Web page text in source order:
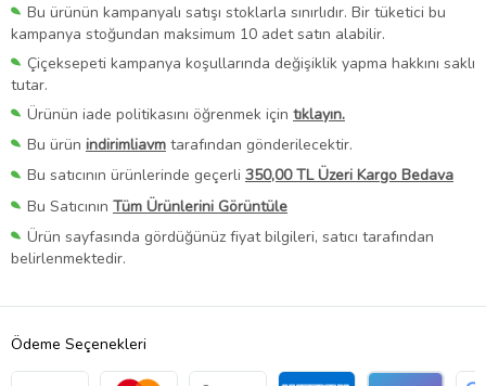
Bu ürünün kampanyalı satışı stoklarla sınırlıdır. Bir tüketici bu
kampanya stoğundan maksimum 10 adet satın alabilir.
Çiçeksepeti kampanya koşullarında değişiklik yapma hakkını saklı
tutar.
Ürünün iade politikasını öğrenmek için tıklayın.
Bu ürün indirimliavm tarafından gönderilecektir.
Bu satıcının ürünlerinde geçerli 350,00 TL Üzeri Kargo Bedava
Bu Satıcının Tüm Ürünlerini Görüntüle
Ürün sayfasında gördüğünüz fiyat bilgileri, satıcı tarafından
belirlenmektedir.
Ödeme Seçenekleri